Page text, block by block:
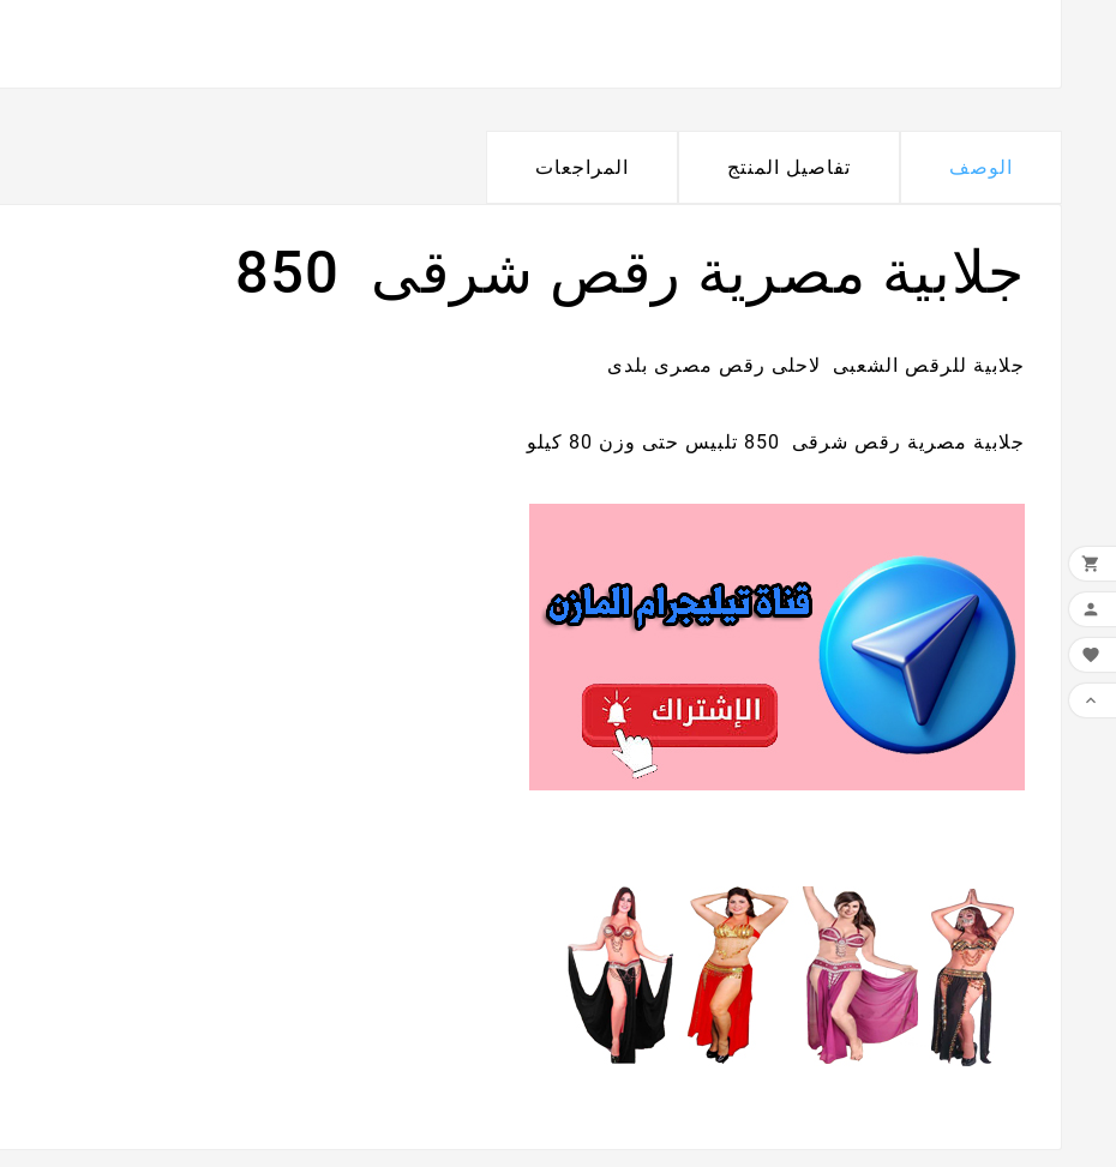
الوصف تفاصيل المنتج المراجعات
جلابية مصرية رقص شرقى 850
جلابية للرقص الشعبى لاحلى رقص مصرى بلدى
جلابية مصرية رقص شرقى 850 تلبيس حتى وزن 80 كيلو



